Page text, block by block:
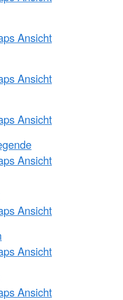
Ansicht
Ansicht
Ansicht
Ansicht
Ansicht
Ansicht
Ansicht